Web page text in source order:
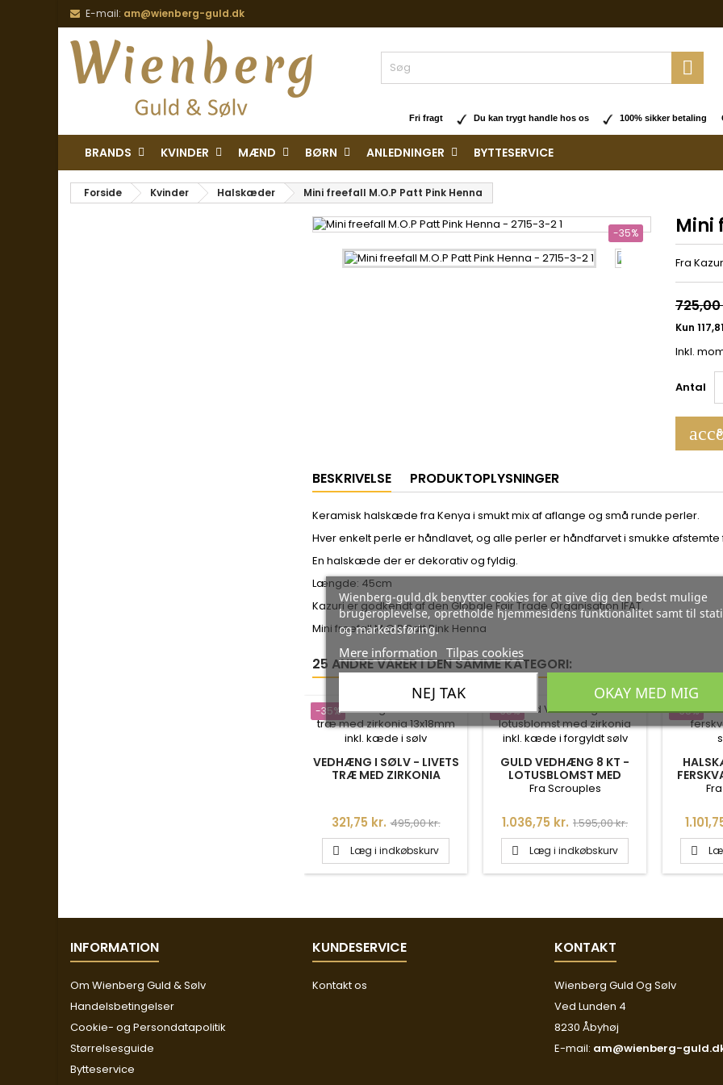
E-mail: am@wienberg-guld.dk

Fri fragt Du kan trygt handle hos os 100% sikker betaling
BRANDS KVINDER MÆND BØRN ANLEDNINGER BYTTESERVICE
Forside Kvinder Halskæder Mini freefall M.O.P Patt Pink Henna
-35% Mini
Fra
Inkl.
Antal
BESKRIVELSE PRODUKTOPLYSNINGER
Keramisk halskæde fra Kenya i smukt mix af aflange og små runde perler.
Hver enkelt perle er håndlavet, og alle perler er håndfarvet i smukke afstemte
En halskæde der er dekorativ og fyldig.
Længde: 45cm
Kazuri er godkendt af den Globale Fair Trade Organisation IFAT.
Mini freefall M.O.P Patt Pink Henna
25 ANDRE VARER I DEN SAMME KATEGORI:
-35%
VEDHÆNG I SØLV - LIVETS
TRÆ MED ZIRKONIA
Pris
321,75 kr. Normalpris
495,00 kr.
 Læg i indkøbskurv
-35%
GULD VEDHÆNG 8 KT -
LOTUSBLOMST MED
ZIRKONIA INKL. KÆDE I
Fra Scrouples
Pris
1.036,75 kr. Normalpris
1.595,00 kr.
 Læg i indkøbskurv
-35%
Pris

INFORMATION
Om Wienberg Guld & Sølv
Handelsbetingelser
Cookie- og Persondatapolitik
Størrelsesguide
Bytteservice
KUNDESERVICE
Kontakt os
KONTAKT
Wienberg Guld Og Sølv
Ved Lunden 4
8230 Åbyhøj
E-mail: am@wienberg-
Wienberg-guld.dk benytter cookies for at give dig den bedst mulige
brugeroplevelse, opretholde hjemmesidens funktionalitet samt til
og markedsføring.
Mere information Tilpas cookies
NEJ TAK OKAY MED MIG